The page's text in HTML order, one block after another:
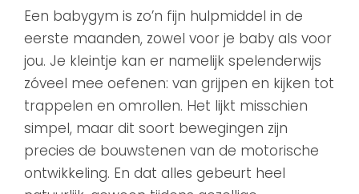
Een babygym is zo’n fijn hulpmiddel in de
eerste maanden, zowel voor je baby als voor
jou. Je kleintje kan er namelijk spelenderwijs
zóveel mee oefenen: van grijpen en kijken tot
trappelen en omrollen. Het lijkt misschien
simpel, maar dit soort bewegingen zijn
precies de bouwstenen van de motorische
ontwikkeling. En dat alles gebeurt heel